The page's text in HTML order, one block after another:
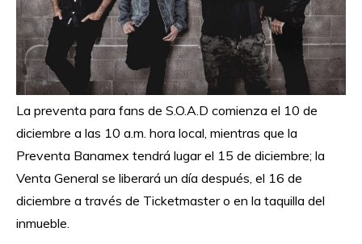
La preventa para fans de S.O.A.D comienza el 10 de
diciembre a las 10 a.m. hora local, mientras que la
Preventa Banamex tendrá lugar el 15 de diciembre; la
Venta General se liberará un día después, el 16 de
diciembre a través de Ticketmaster o en la taquilla del
inmueble.